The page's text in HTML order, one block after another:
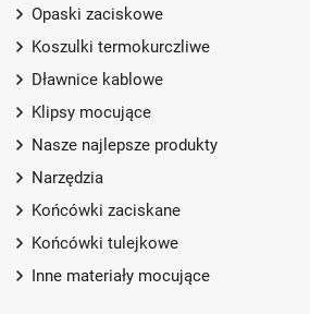
Opaski zaciskowe
Koszulki termokurczliwe
Dławnice kablowe
Klipsy mocujące
Nasze najlepsze produkty
Narzędzia
Końcówki zaciskane
Końcówki tulejkowe
Inne materiały mocujące